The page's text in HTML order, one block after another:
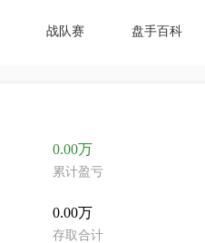
战队赛 盘手百科
0.00万
累计盈亏
0.00万
存取合计